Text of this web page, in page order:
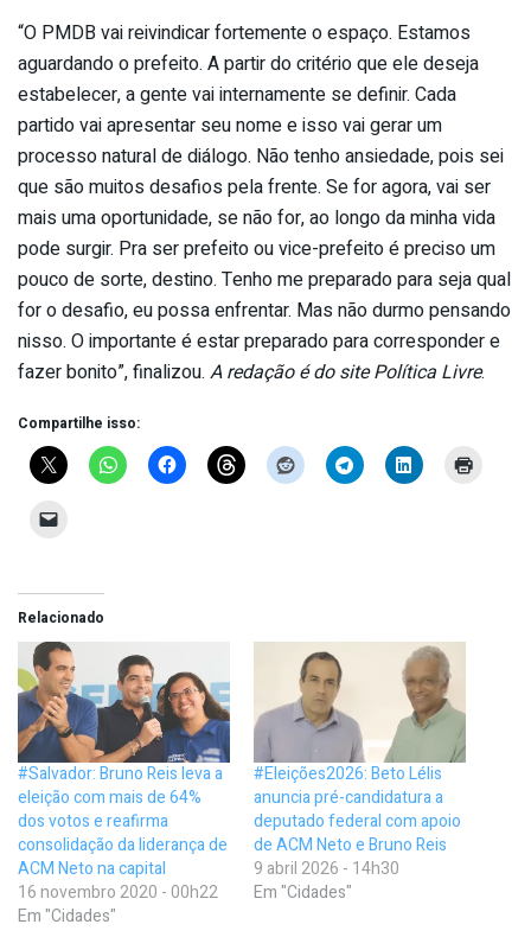
“O PMDB vai reivindicar fortemente o espaço. Estamos
aguardando o prefeito. A partir do critério que ele deseja
estabelecer, a gente vai internamente se definir. Cada
partido vai apresentar seu nome e isso vai gerar um
processo natural de diálogo. Não tenho ansiedade, pois sei
que são muitos desafios pela frente. Se for agora, vai ser
mais uma oportunidade, se não for, ao longo da minha vida
pode surgir. Pra ser prefeito ou vice-prefeito é preciso um
pouco de sorte, destino. Tenho me preparado para seja qual
for o desafio, eu possa enfrentar. Mas não durmo pensando
nisso. O importante é estar preparado para corresponder e
fazer bonito”, finalizou. A redação é do site Política Livre.
Compartilhe isso:
Relacionado
#Salvador: Bruno Reis leva a
eleição com mais de 64%
dos votos e reafirma
consolidação da liderança de
ACM Neto na capital
16 novembro 2020 - 00h22
Em "Cidades"
#Eleições2026: Beto Lélis
anuncia pré-candidatura a
deputado federal com apoio
de ACM Neto e Bruno Reis
9 abril 2026 - 14h30
Em "Cidades"